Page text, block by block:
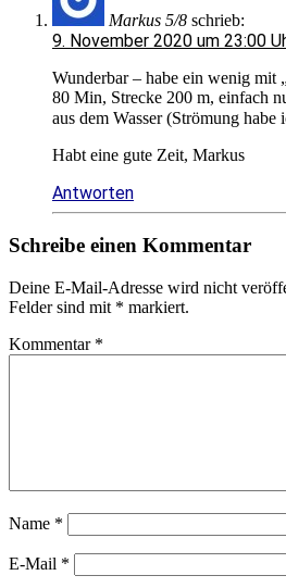
Markus 5/8 schrieb:
9. November 2020 um 23:00
Wunderbar – habe ein wenig mit
80 Min, Strecke 200 m, einfach
aus dem Wasser (Strömung habe
Habt eine gute Zeit, Markus
Antworten
Schreibe einen Kommentar
Deine E-Mail-Adresse wird nicht
Felder sind mit * markiert.
Kommentar *
Name *
E-Mail *